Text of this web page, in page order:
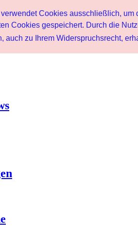
Cookies ausschließlich,
Cookies gespeichert. Durch die
auch zu Ihrem Widerspruchsrecht,